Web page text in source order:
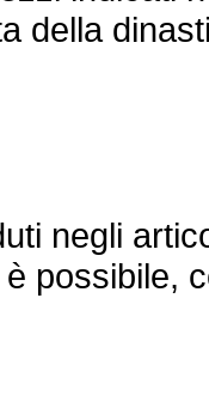
della
negli
possibile,